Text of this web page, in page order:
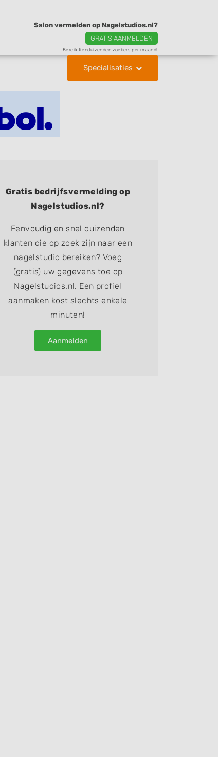
Salon vermelden op Nagelstudios.nl?
GRATIS AANMELDEN
Bereik tienduizenden zoekers per maand!
Specialisaties
Gratis bedrijfsvermelding op
Nagelstudios.nl?
Eenvoudig en snel duizenden
klanten die op zoek zijn naar een
nagelstudio bereiken? Voeg
(gratis) uw gegevens toe op
Nagelstudios.nl. Een profiel
aanmaken kost slechts enkele
minuten!
Aanmelden